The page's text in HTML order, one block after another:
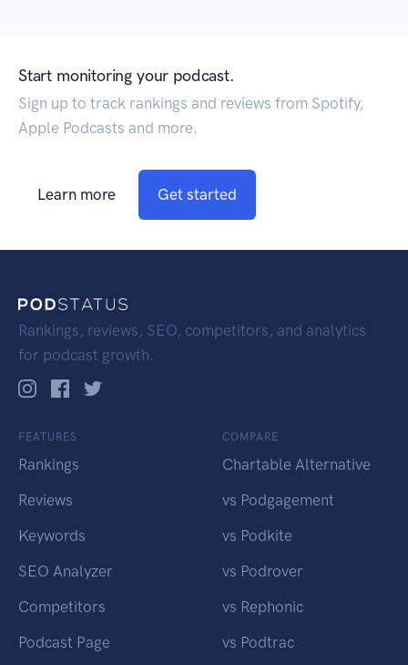
Start monitoring your podcast.
Sign up to track rankings and reviews from Spotify,
Apple Podcasts and more.
Learn more Get started
Rankings, reviews, SEO, competitors, and analytics
for podcast growth.
FEATURES
Rankings
Reviews
Keywords
SEO Analyzer
Competitors
Podcast Page
COMPARE
Chartable Alternative
vs Podgagement
vs Podkite
vs Podrover
vs Rephonic
vs Podtrac